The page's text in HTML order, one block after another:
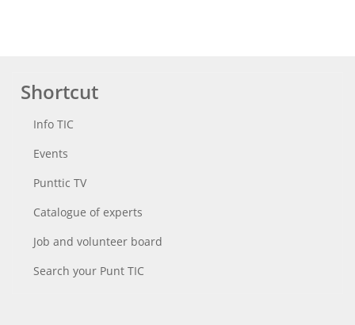
Shortcut
Info TIC
Events
Punttic TV
Catalogue of experts
Job and volunteer board
Search your Punt TIC